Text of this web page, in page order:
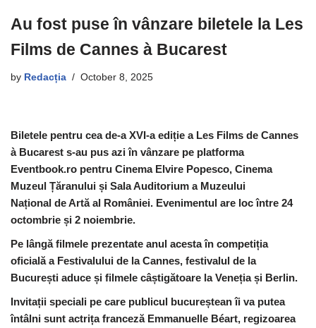
Au fost puse în vânzare biletele la Les
Films de Cannes à Bucarest
by Redacția October 8, 2025
Biletele pentru cea de-a XVI-a ediție a Les Films de Cannes
à Bucarest s-au pus azi în vânzare pe platforma
Eventbook.ro pentru Cinema Elvire Popesco, Cinema
Muzeul Țăranului și Sala Auditorium a Muzeului
Național de Artă al României. Evenimentul are loc între 24
octombrie și 2 noiembrie.
Pe lângă filmele prezentate anul acesta în competiția
oficială a Festivalului de la Cannes, festivalul de la
București aduce și filmele câștigătoare la Veneția și Berlin.
Invitații speciali pe care publicul bucureștean îi va putea
întâlni sunt actrița franceză Emmanuelle Béart, regizoarea